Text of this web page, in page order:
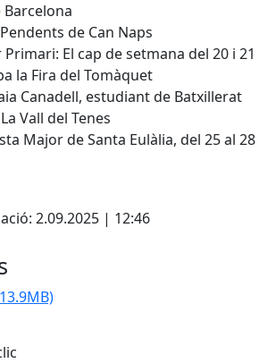
de Can Naps
Primari: El cap de setmana del 20 i 21
la Fira del Tomàquet
Canadell, estudiant de Batxillerat
Vall del Tenes
Major de Santa Eulàlia, del 25 al 28
2.09.2025 | 12:46